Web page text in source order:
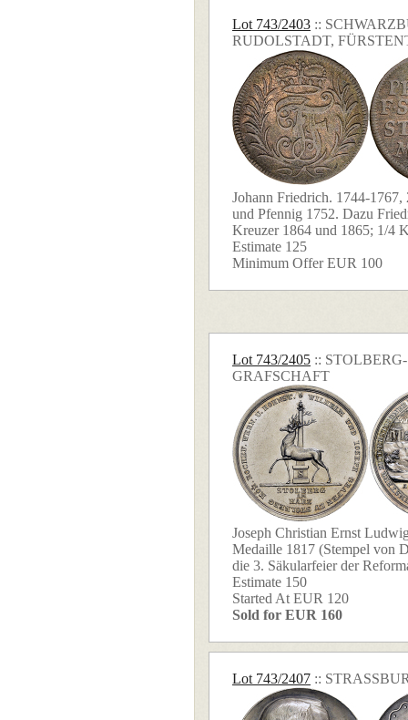
Lot 743/2403 ::
RUDOLSTADT,
Johann Friedrich. 1744-1767,
und Pfennig 1752. Dazu
Kreuzer 1864 und 1865; 1/4
Estimate 125
Minimum Offer EUR 100
Lot 743/2405 ::
GRAFSCHAFT
Joseph Christian Ernst
Medaille 1817 (Stempel von
die 3. Säkularfeier der
Estimate 150
Started At EUR 120
Sold for EUR 160
Lot 743/2407 ::